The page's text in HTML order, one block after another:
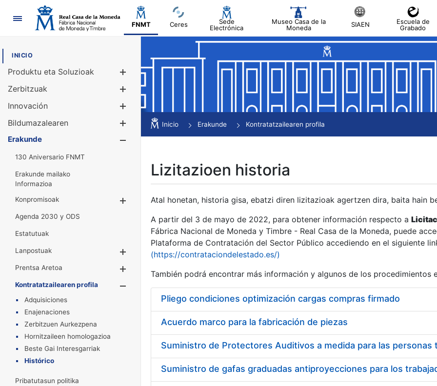
Nabigazioa
FNMT Ceres
Sede
Electrónica
Museo Casa de la
Moneda
SIAEN
Escuela de
Grabado
INICIO
Produktu eta Soluzioak
Erakutsi/Ezkutatu
Zerbitzuak
Innovación
Bildumazalearen
Erakutsi/Ezkutatu
Erakunde
130 Aniversario FNMT
Erakunde mailako
Informazioa
Konpromisoak
Erakutsi/Ezkutatu
Agenda 2030 y ODS
Estatutuak
Lanpostuak
Erakutsi/Ezkutatu
Prentsa Aretoa
Erakutsi/Ezkutatu
Kontratatzailearen profila
Erakutsi/Ezkutatu
Adquisiciones
Enajenaciones
Zerbitzuen Aurkezpena
Hornitzaileen homologazioa
Beste Gai Interesgarriak
Histórico
Pribatutasun politika
Inicio Erakunde Kontratatzailearen profila
Lizitazioen historia
Atal honetan, historia gisa, ebatzi diren lizitazioak agertzen dira, baita hain
A partir del 3 de mayo de 2022, para obtener información respecto a
Fábrica Nacional de Moneda y Timbre - Real Casa de la Moneda, puede
Plataforma de Contratación del Sector Público accediendo en el siguiente
(https://contrataciondelestado.es/)
También podrá encontrar más información y algunos de los procedimientos
Pliego condiciones optimización cargas compras firmado
Acuerdo marco para la fabricación de piezas